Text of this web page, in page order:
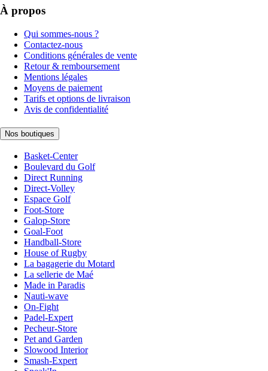
À propos
Qui sommes-nous ?
Contactez-nous
Conditions générales de vente
Retour & remboursement
Mentions légales
Moyens de paiement
Tarifs et options de livraison
Avis de confidentialité
Nos boutiques
Basket-Center
Boulevard du Golf
Direct Running
Direct-Volley
Espace Golf
Foot-Store
Galop-Store
Goal-Foot
Handball-Store
House of Rugby
La bagagerie du Motard
La sellerie de Maé
Made in Paradis
Nauti-wave
On-Fight
Padel-Expert
Pecheur-Store
Pet and Garden
Slowood Interior
Smash-Expert